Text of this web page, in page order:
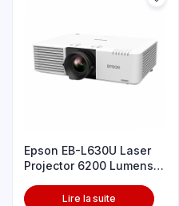
Epson EB-L630U Laser
Projector 6200 Lumens
Lire la suite